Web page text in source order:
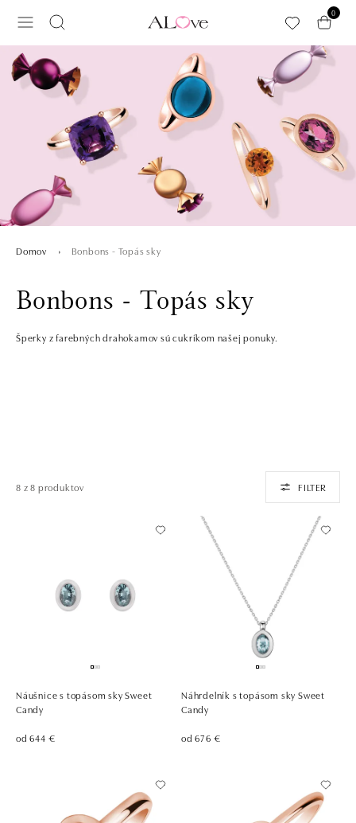
0
Domov Bonbons - Topás sky
Bonbons - Topás sky
Šperky z farebných drahokamov sú cukríkom našej ponuky.
8 z 8 produktov FILTER
Náušnice s topásom sky Sweet
Candy
od 644 €
Náhrdelník s topásom sky Sweet
Candy
od 676 €